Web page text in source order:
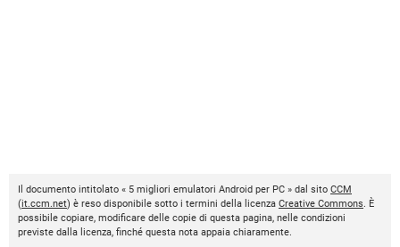
Il documento intitolato « 5 migliori emulatori Android per PC » dal sito CCM
(it.ccm.net) è reso disponibile sotto i termini della licenza Creative Commons. È
possibile copiare, modificare delle copie di questa pagina, nelle condizioni
previste dalla licenza, finché questa nota appaia chiaramente.